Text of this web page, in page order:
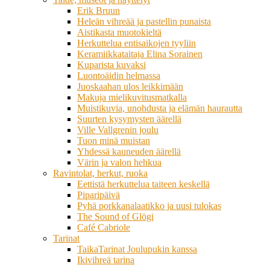
Erik Bruun
Heleän vihreää ja pastellin punaista
Aistikasta muotokieltä
Herkuttelua entisaikojen tyyliin
Keramiikkataitaja Elina Sorainen
Kuparista kuvaksi
Luontoäidin helmassa
Juoskaahan ulos leikkimään
Makuja mielikuvitusmatkalla
Muistikuvia, unohdusta ja elämän haurautta
Suurten kysymysten äärellä
Ville Vallgrenin joulu
Tuon minä muistan
Yhdessä kauneuden äärellä
Värin ja valon hehkua
Ravintolat, herkut, ruoka
Eettistä herkuttelua taiteen keskellä
Piparipäivä
Pyhä porkkanalaatikko ja uusi tulokas
The Sound of Glögi
Café Cabriole
Tarinat
TaikaTarinat Joulupukin kanssa
Ikivihreä tarina